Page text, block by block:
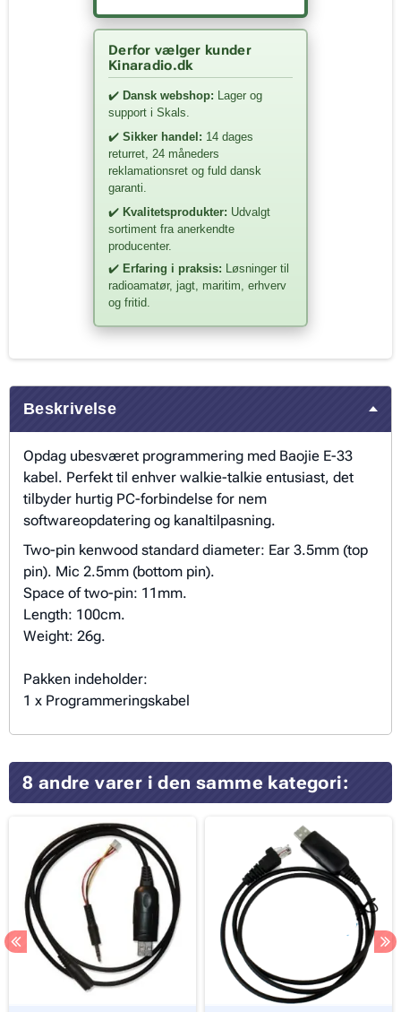
Derfor vælger kunder
Kinaradio.dk
✔️ Dansk webshop: Lager og
support i Skals.
✔️ Sikker handel: 14 dages
returret, 24 måneders
reklamationsret og fuld dansk
garanti.
✔️ Kvalitetsprodukter: Udvalgt
sortiment fra anerkendte
producenter.
✔️ Erfaring i praksis: Løsninger til
radioamatør, jagt, maritim, erhverv
og fritid.
Beskrivelse
Opdag ubesværet programmering med Baojie E-33
kabel. Perfekt til enhver walkie-talkie entusiast, det
tilbyder hurtig PC-forbindelse for nem
softwareopdatering og kanaltilpasning.
Two-pin kenwood standard diameter: Ear 3.5mm (top
pin). Mic 2.5mm (bottom pin).
Space of two-pin: 11mm.
Length: 100cm.
Weight: 26g.
Pakken indeholder:
1 x Programmeringskabel
8 andre varer i den samme kategori: